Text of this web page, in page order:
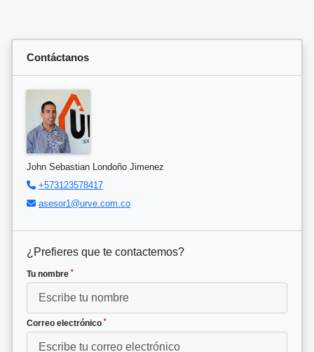
Contáctanos
John Sebastian Londoño Jimenez
+573123578417
asesor1@urve.com.co
¿Prefieres que te contactemos?
Tu nombre *
Correo electrónico *